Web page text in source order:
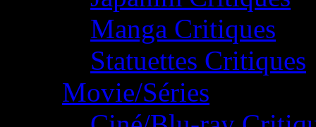
Manga Critiques
Statuettes Critiques
Movie/Séries